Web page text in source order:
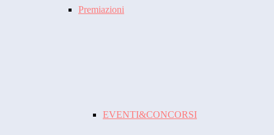
Premiazioni
EVENTI&CONCORSI